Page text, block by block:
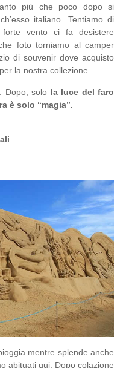
più che poco dopo si
italiano. Tentiamo di
vento ci fa desistere
foto torniamo al camper
di souvenir dove acquisto
la nostra collezione.
Dopo, solo la luce del faro
è solo “magia”.
mentre splende anche
abituati qui. Dopo colazione